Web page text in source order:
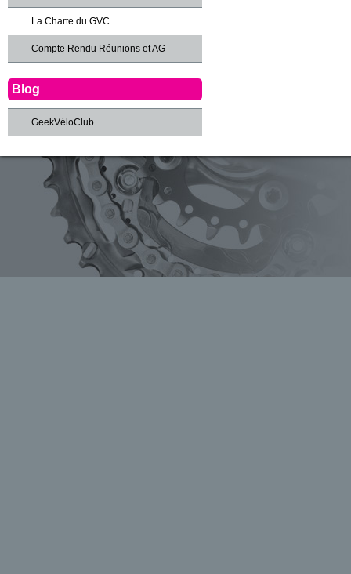
La Charte du GVC
Compte Rendu Réunions et AG
Blog
GeekVéloClub